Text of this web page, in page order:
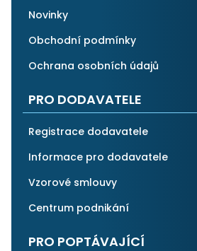
Novinky
Obchodní podmínky
Ochrana osobních údajů
PRO DODAVATELE
Registrace dodavatele
Informace pro dodavatele
Vzorové smlouvy
Centrum podnikání
PRO POPTÁVAJÍCÍ